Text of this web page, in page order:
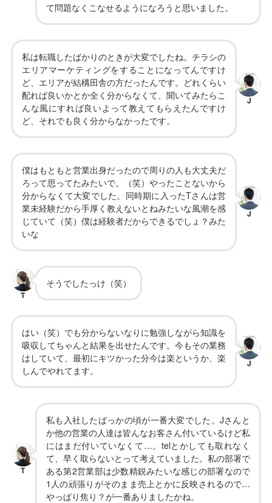
て問題なくこなせるようになろうと思いました。
私は転職したばかりのときが大変でしたね。チラシの
エリアマーケティングをすることになってんですけ
ど、エリアが結構田舎の方だったんです。どれくらい
配れば良いかとか全く分からなくて、聞いてみたらこ
んな風にすれば良いよって教えてもらえたんですけ
ど、それでも良く分からなかったです。
J
僕はもともと営業出身だったので周りの人も大丈夫だ
ろって思ってたみたいで。（笑）やったことないから
分からなくて大変でした。同時期に入ったTさんは営
業未経験だから手厚く教えないとねみたいな風潮を感
じていて（笑）僕は経験者だからできるでしょ？みた
いな
J
T
そうでしたっけ（笑）
はい（笑）でも分からないなりに勉強しながら知識を
吸収してちゃんと結果を出せたんです。今もその業務
はしていて、最初にキツかった分今は楽というか、楽
しんでやれてます。
J
T
私も入社したばっかの頃が一番大変でした。Jさんと
か他の営業の人達は皆んなお客さん付いているけど私
にはまだ付いていなくて…。telとかしても取れなく
て、早く取らないとって考えていました。私の部署で
ある第2営業部は少数精鋭みたいな感じの部署なので
1人の頑張りがそのまま売上とかに反映されるので…
やっぱり焦り？が一番ありましたかね。